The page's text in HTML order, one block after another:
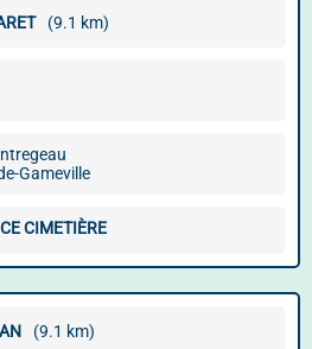
(9.1 km)
Gameville
CIMETIÈRE
(9.1 km)